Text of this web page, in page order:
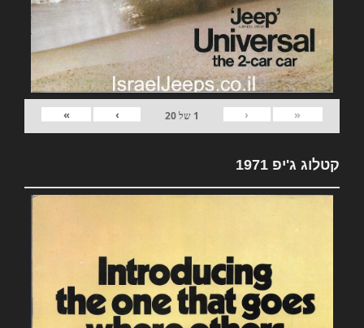
«
‹
1 של20
›
»
קטלוג ג'יפ 1971